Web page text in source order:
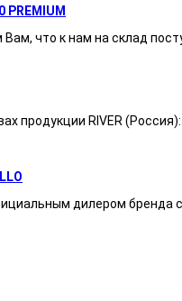
что к нам на склад
RIVER
дилером